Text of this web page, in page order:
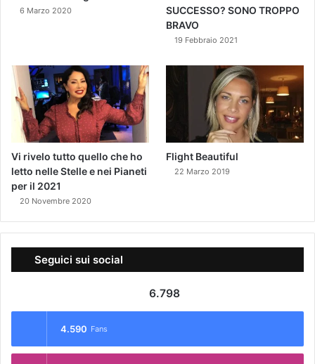
6 Marzo 2020
SUCCESSO? SONO TROPPO
BRAVO
19 Febbraio 2021
Vi rivelo tutto quello che ho
letto nelle Stelle e nei Pianeti
per il 2021
20 Novembre 2020
Flight Beautiful
22 Marzo 2019
Seguici sui social
6.798
4.590 Fans